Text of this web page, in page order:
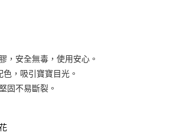
，安全無毒，使用安心。
，吸引寶寶目光。
固不易斷裂。